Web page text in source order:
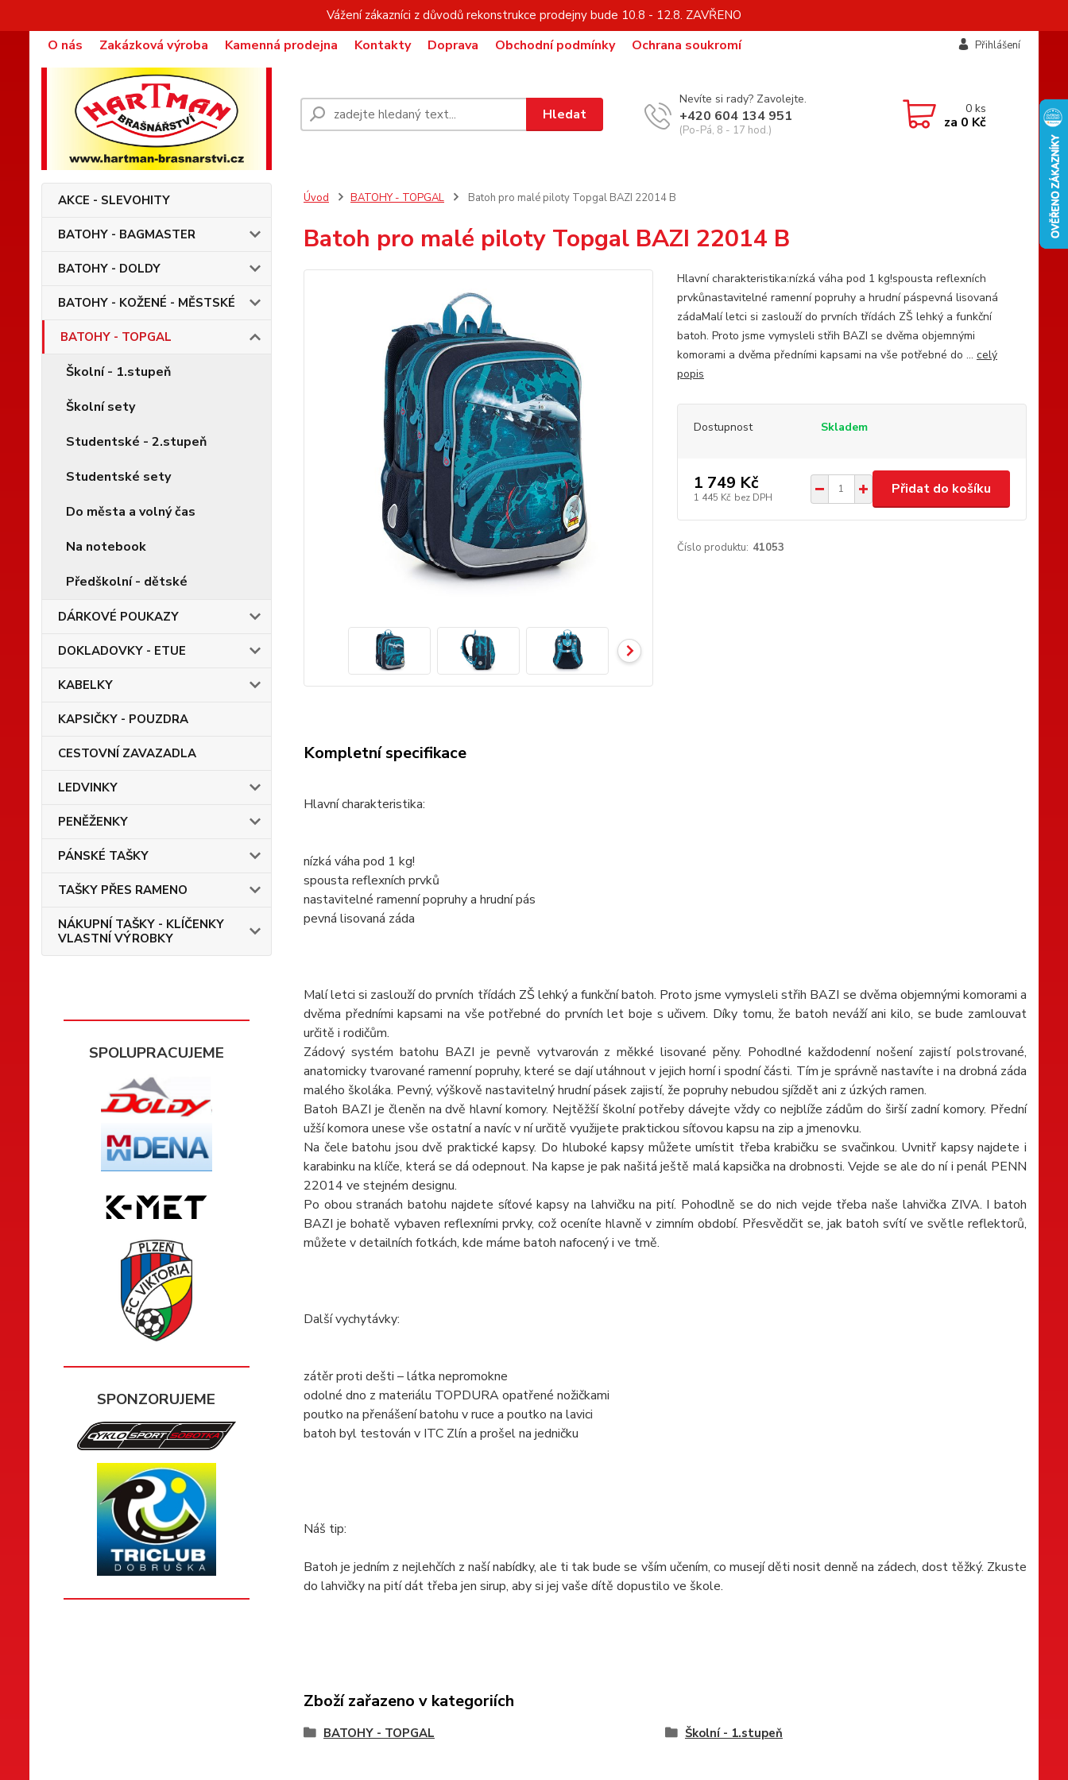
Vážení zákazníci z důvodů rekonstrukce prodejny bude 10.8 - 12.8. ZAVŘENO
O nás Zakázková výroba Kamenná prodejna Kontakty Doprava Obchodní podmínky Ochrana soukromí Přihlášení
Hledat
Nevíte si rady? Zavolejte.
+420 604 134 951
(Po-Pá, 8 - 17 hod.)
0ks
za 0 Kč
AKCE - SLEVOHITY
BATOHY - BAGMASTER
BATOHY - DOLDY
BATOHY - KOŽENÉ - MĚSTSKÉ
BATOHY - TOPGAL
Školní - 1.stupeň
Školní sety
Studentské - 2.stupeň
Studentské sety
Do města a volný čas
Na notebook
Předškolní - dětské
DÁRKOVÉ POUKAZY
DOKLADOVKY - ETUE
KABELKY
KAPSIČKY - POUZDRA
CESTOVNÍ ZAVAZADLA
LEDVINKY
PENĚŽENKY
PÁNSKÉ TAŠKY
TAŠKY PŘES RAMENO
NÁKUPNÍ TAŠKY - KLÍČENKY
VLASTNÍ VÝROBKY
SPOLUPRACUJEME
SPONZORUJEME
Úvod BATOHY - TOPGAL Batoh pro malé piloty Topgal BAZI 22014 B
Batoh pro malé piloty Topgal BAZI 22014 B
Hlavní charakteristika:nízká váha pod 1 kg!spousta reflexních
prvkůnastavitelné ramenní popruhy a hrudní páspevná lisovaná
zádaMalí letci si zaslouží do prvních třídách ZŠ lehký a funkční
batoh. Proto jsme vymysleli střih BAZI se dvěma objemnými
komorami a dvěma předními kapsami na vše potřebné do ... celý
popis
Dostupnost Skladem
1 749 Kč
1 445 Kč bez DPH
Přidat do košíku
Číslo produktu: 41053
Kompletní specifikace
Hlavní charakteristika:
nízká váha pod 1 kg!
spousta reflexních prvků
nastavitelné ramenní popruhy a hrudní pás
pevná lisovaná záda
Malí letci si zaslouží do prvních třídách ZŠ lehký a funkční batoh. Proto jsme vymysleli střih BAZI se dvěma objemnými komorami a
dvěma předními kapsami na vše potřebné do prvních let boje s učivem. Díky tomu, že batoh neváží ani kilo, se bude zamlouvat
určitě i rodičům.
Zádový systém batohu BAZI je pevně vytvarován z měkké lisované pěny. Pohodlné každodenní nošení zajistí polstrované,
anatomicky tvarované ramenní popruhy, které se dají utáhnout v jejich horní i spodní části. Tím je správně nastavíte i na drobná záda
malého školáka. Pevný, výškově nastavitelný hrudní pásek zajistí, že popruhy nebudou sjíždět ani z úzkých ramen.
Batoh BAZI je členěn na dvě hlavní komory. Nejtěžší školní potřeby dávejte vždy co nejblíže zádům do širší zadní komory. Přední
užší komora unese vše ostatní a navíc v ní určitě využijete praktickou síťovou kapsu na zip a jmenovku.
Na čele batohu jsou dvě praktické kapsy. Do hluboké kapsy můžete umístit třeba krabičku se svačinkou. Uvnitř kapsy najdete i
karabinku na klíče, která se dá odepnout. Na kapse je pak našitá ještě malá kapsička na drobnosti. Vejde se ale do ní i penál PENN
22014 ve stejném designu.
Po obou stranách batohu najdete síťové kapsy na lahvičku na pití. Pohodlně se do nich vejde třeba naše lahvička ZIVA. I batoh
BAZI je bohatě vybaven reflexními prvky, což oceníte hlavně v zimním období. Přesvědčit se, jak batoh svítí ve světle reflektorů,
můžete v detailních fotkách, kde máme batoh nafocený i ve tmě.
Další vychytávky:
zátěr proti dešti – látka nepromokne
odolné dno z materiálu TOPDURA opatřené nožičkami
poutko na přenášení batohu v ruce a poutko na lavici
batoh byl testován v ITC Zlín a prošel na jedničku
Náš tip:
Batoh je jedním z nejlehčích z naší nabídky, ale ti tak bude se vším učením, co musejí děti nosit denně na zádech, dost těžký. Zkuste
do lahvičky na pití dát třeba jen sirup, aby si jej vaše dítě dopustilo ve škole.
Zboží zařazeno v kategoriích
BATOHY - TOPGAL Školní - 1.stupeň